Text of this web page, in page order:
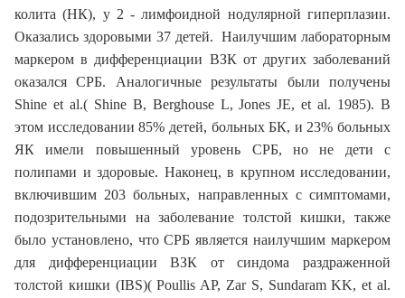
колита (НК), у 2 - лимфоидной нодулярной гиперплазии.
Оказались здоровыми 37 детей. Наилучшим лабораторным
маркером в дифференциации ВЗК от других заболеваний
оказался СРБ. Аналогичные результаты были получены
Shine et al.( Shine B, Berghouse L, Jones JE, et al. 1985). В
этом исследовании 85% детей, больных БК, и 23% больных
ЯК имели повышенный уровень СРБ, но не дети с
полипами и здоровые. Наконец, в крупном исследовании,
включившим 203 больных, направленных с симптомами,
подозрительными на заболевание толстой кишки, также
было установлено, что СРБ является наилучшим маркером
для дифференциации ВЗК от синдома раздраженной
толстой кишки (IBS)( Poullis AP, Zar S, Sundaram KK, et al.